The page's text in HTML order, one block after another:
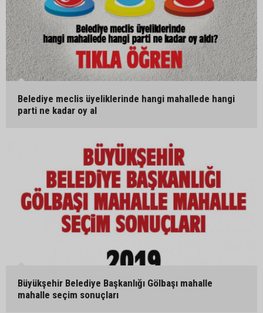
Belediye meclis üyeliklerinde hangi mahallede hangi
parti ne kadar oy al
Büyükşehir Belediye Başkanlığı Gölbaşı mahalle
mahalle seçim sonuçları